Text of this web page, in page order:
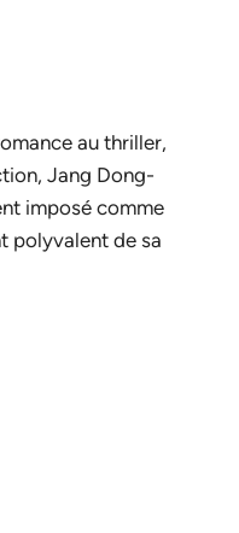
au thriller,
Jang Dong-
imposé comme
polyvalent de sa